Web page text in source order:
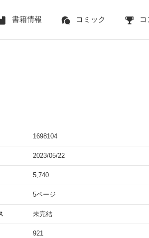
書籍情報 コミック コ
1698104
2023/05/22
5,740
5ページ
未完結
921